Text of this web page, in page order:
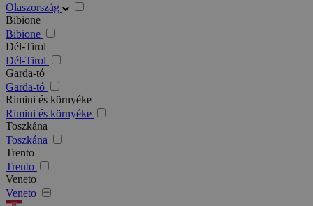
Olaszország
Bibione
Bibione
Dél-Tirol
Dél-Tirol
Garda-tó
Garda-tó
Rimini és környéke
Rimini és környéke
Toszkána
Toszkána
Trento
Trento
Veneto
Veneto